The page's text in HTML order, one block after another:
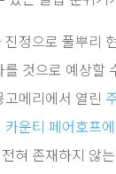
진정으로 풀뿌리
를 것으로 예상할
고메리에서 열린
카운티 페어호프
혀 존재하지 않